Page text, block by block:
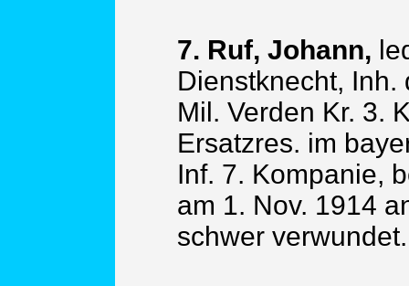
7. Ruf, Johann,
Dienstknecht, Inh.
Mil. Verden Kr. 3.
Ersatzres. im
Inf. 7. Kompanie,
am 1. Nov. 1914
schwer verwundet.